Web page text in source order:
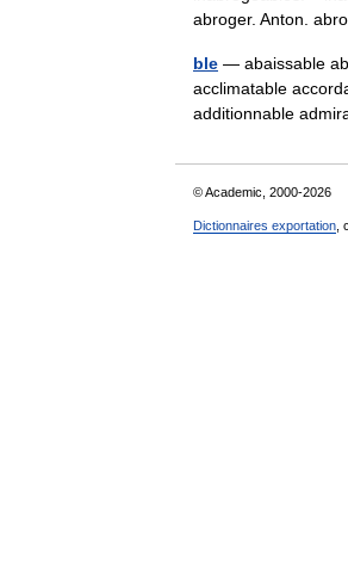
abroger. Anton.
ble — abaissable
acclimatable
additionnable
© Academic, 2000-2026
Dictionnaires exportation